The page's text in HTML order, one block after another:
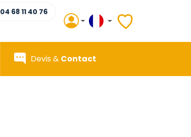
04 68 11 40 76
Devis & Contact